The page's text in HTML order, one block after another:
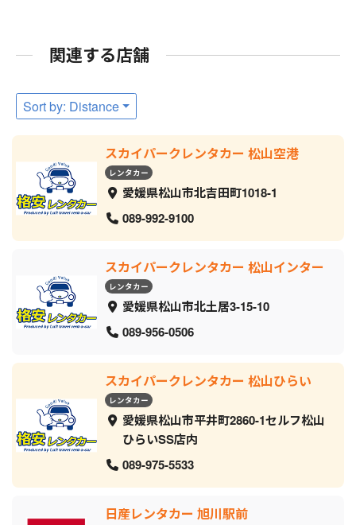
関連する店舗
Sort by: Distance
スカイパークレンタカー 松山空港
レンタカー
愛媛県松山市北吉田町1018-1
089-992-9100
スカイパークレンタカー 松山インター
レンタカー
愛媛県松山市北土居3-15-10
089-956-0506
スカイパークレンタカー 松山ひらい
レンタカー
愛媛県松山市平井町2860-1セルフ松山
ひらいSS店内
089-975-5533
日産レンタカー 旭川駅前